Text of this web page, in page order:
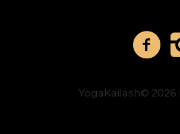
YogaKailash© 2026